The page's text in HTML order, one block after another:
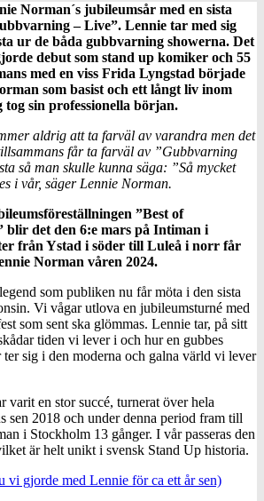
Norman´s jubileumsår med en sista
– Live”. Lennie tar med sig
ur de båda gubbvarning showerna. Det
debut som stand up komiker och 55
med en viss Frida Lyngstad började
som basist och ett långt liv inom
sin professionella början.
aldrig att ta farväl av varandra men det
får ta farväl av ”Gubbvarning
så man skulle kunna säga: ”Så mycket
i vår, säger Lennie Norman.
”Best of
blir det den 6:e mars på Intiman i
från Ystad i söder till Luleå i norr får
Norman våren 2024.
som publiken nu får möta i den sista
Vi vågar utlova en jubileumsturné med
som sent ska glömmas. Lennie tar, på sitt
tiden vi lever i och hur en gubbes
sig i den moderna och galna värld vi lever
varit en stor succé, turnerat över hela
sen 2018 och under denna period fram till
i Stockholm 13 gånger. I vår passeras den
är helt unikt i svensk Stand Up historia.
vi gjorde med Lennie för ca ett år sen)